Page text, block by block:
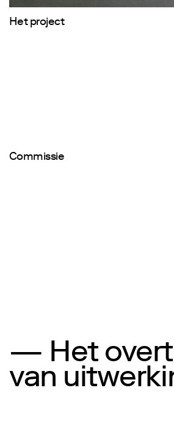
Het project
Commissie
— Het
van